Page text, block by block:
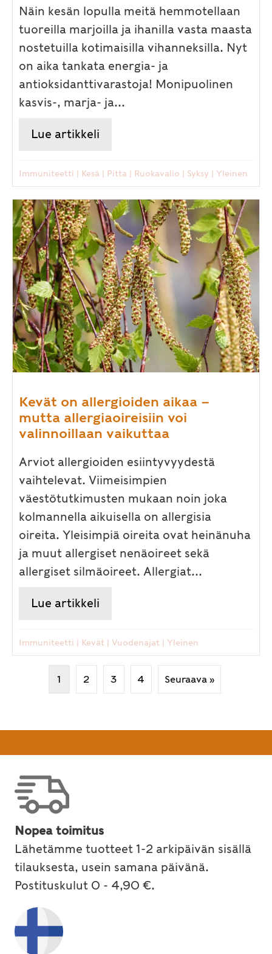
Näin kesän lopulla meitä hemmotellaan
tuoreilla marjoilla ja ihanilla vasta maasta
nostetuilla kotimaisilla vihanneksilla. Nyt
on aika tankata energia- ja
antioksidanttivarastoja! Monipuolinen
kasvis-, marja- ja...
Lue artikkeli
Immuniteetti | Kesä | Pitta | Ruokavalio | Syksy | Yleinen
Kevät on allergioiden aikaa –
mutta allergiaoireisiin voi
valinnoillaan vaikuttaa
Arviot allergioiden esiintyvyydestä
vaihtelevat. Viimeisimpien
väestötutkimusten mukaan noin joka
kolmannella aikuisella on allergisia
oireita. Yleisimpiä oireita ovat heinänuha
ja muut allergiset nenäoireet sekä
allergiset silmäoireet. Allergiat...
Lue artikkeli
Immuniteetti | Kevät | Vuodenajat | Yleinen
1 2 3 4 Seuraava »
Nopea toimitus
Lähetämme tuotteet 1-2 arkipäivän sisällä
tilauksesta, usein samana päivänä.
Postituskulut 0 - 4,90 €.